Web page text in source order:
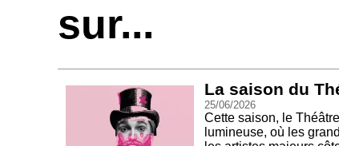
sur...
La saison du
25/06/2026
Cette saison, le
lumineuse, où les